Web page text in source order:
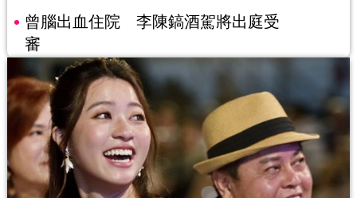
曾腦出血住院 李陳鎬酒駕將出庭受
審